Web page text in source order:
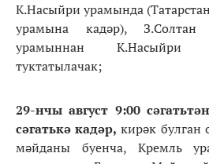
К.Насыйри урамында
урамына кадәр), З.Солтан
урамыннан К.Насыйри
туктатылачак;
29-нчы август 9:00
сәгатькә кадәр, кирәк булган
мәйданы буенча, Кремль